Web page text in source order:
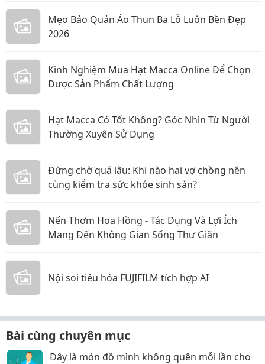
Mẹo Bảo Quản Áo Thun Ba Lỗ Luôn Bền Đẹp
2026
Kinh Nghiệm Mua Hạt Macca Online Để Chọn
Được Sản Phẩm Chất Lượng
Hạt Macca Có Tốt Không? Góc Nhìn Từ Người
Thường Xuyên Sử Dụng
Đừng chờ quá lâu: Khi nào hai vợ chồng nên
cùng kiểm tra sức khỏe sinh sản?
Nến Thơm Hoa Hồng - Tác Dụng Và Lợi Ích
Mang Đến Không Gian Sống Thư Giãn
Nội soi tiêu hóa FUJIFILM tích hợp AI
Bài cùng chuyên mục
Đây là món đồ mình không quên mỗi lần cho